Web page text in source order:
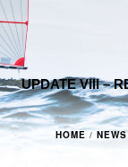
UPDATE VIII –
HOME / NEWS